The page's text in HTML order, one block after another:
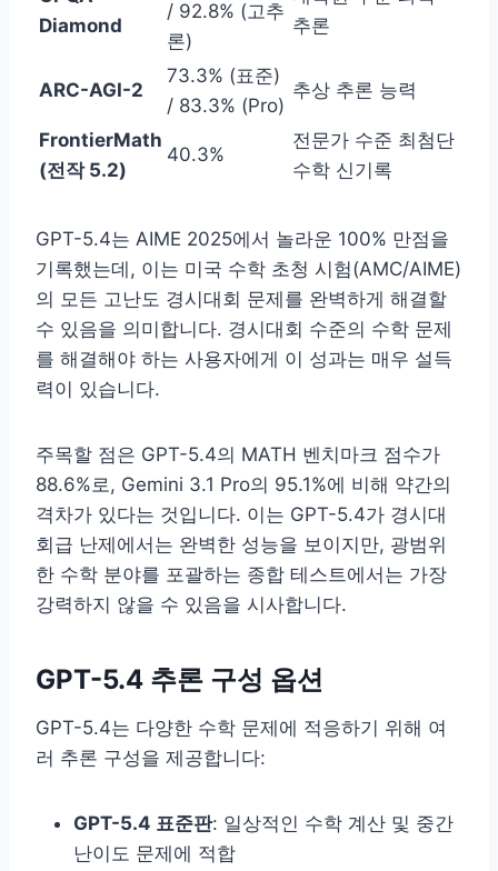
Diamond
/ 92.8% (고추
론)
추론
ARC-AGI-2
73.3% (표준)
/ 83.3% (Pro)
추상 추론 능력
FrontierMath
(전작 5.2)
40.3%
전문가 수준 최첨단
수학 신기록
GPT-5.4는 AIME 2025에서 놀라운 100% 만점을
기록했는데, 이는 미국 수학 초청 시험(AMC/AIME)
의 모든 고난도 경시대회 문제를 완벽하게 해결할
수 있음을 의미합니다. 경시대회 수준의 수학 문제
를 해결해야 하는 사용자에게 이 성과는 매우 설득
력이 있습니다.
주목할 점은 GPT-5.4의 MATH 벤치마크 점수가
88.6%로, Gemini 3.1 Pro의 95.1%에 비해 약간의
격차가 있다는 것입니다. 이는 GPT-5.4가 경시대
회급 난제에서는 완벽한 성능을 보이지만, 광범위
한 수학 분야를 포괄하는 종합 테스트에서는 가장
강력하지 않을 수 있음을 시사합니다.
GPT-5.4 추론 구성 옵션
GPT-5.4는 다양한 수학 문제에 적응하기 위해 여
러 추론 구성을 제공합니다:
GPT-5.4 표준판: 일상적인 수학 계산 및 중간
난이도 문제에 적합